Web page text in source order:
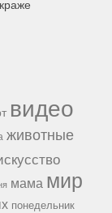
видео
животные
мама мир
понедельник